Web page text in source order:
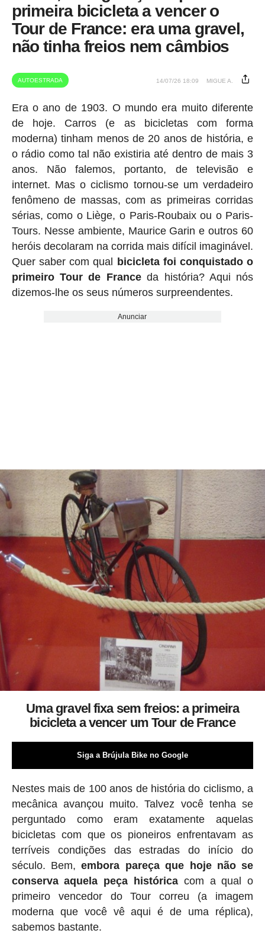
primeira bicicleta a vencer o
Tour de France: era uma gravel,
não tinha freios nem câmbios
AUTOESTRADA 14/07/26 18:09 MIGUE A.
Era o ano de 1903. O mundo era muito diferente
de hoje. Carros (e as bicicletas com forma
moderna) tinham menos de 20 anos de história, e
o rádio como tal não existiria até dentro de mais 3
anos. Não falemos, portanto, de televisão e
internet. Mas o ciclismo tornou-se um verdadeiro
fenômeno de massas, com as primeiras corridas
sérias, como o Liège, o Paris-Roubaix ou o Paris-
Tours. Nesse ambiente, Maurice Garin e outros 60
heróis decolaram na corrida mais difícil imaginável.
Quer saber com qual
bicicleta foi conquistado o
primeiro Tour de Franceda história? Aqui nós
dizemos-lhe os seus números surpreendentes.
Anunciar
Uma gravel fixa sem freios: a primeira
bicicleta a vencer um Tour de France
Siga a Brújula Bike no Google
Nestes mais de 100 anos de história do ciclismo, a
mecânica avançou muito. Talvez você tenha se
perguntado como eram exatamente aquelas
bicicletas com que os pioneiros enfrentavam as
terríveis condições das estradas do início do
século. Bem,embora pareça que hoje não se
conserva aquela peça histórica com a qual o
primeiro vencedor do Tour correu (a imagem
moderna que você vê aqui é de uma réplica),
sabemos bastante.